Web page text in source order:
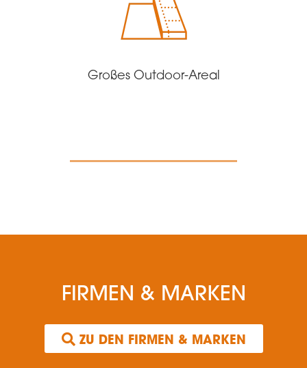
Großes Outdoor-Areal
FIRMEN & MARKEN
ZU DEN FIRMEN & MARKEN